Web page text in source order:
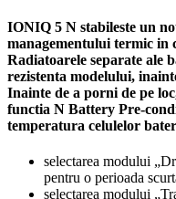
IONIQ 5 N stabileste un
managementului termic
Radiatoarele separate ale
rezistenta modelului,
Inainte de a porni de pe
functia N Battery Pre-
temperatura celulelor
selectarea modului
pentru o perioada
selectarea modului